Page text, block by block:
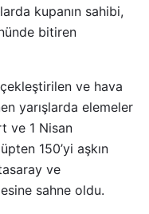
kupanın sahibi,
bitiren
ve hava
yarışlarda elemeler
ve 1 Nisan
150’yi aşkın
ve
sahne oldu.